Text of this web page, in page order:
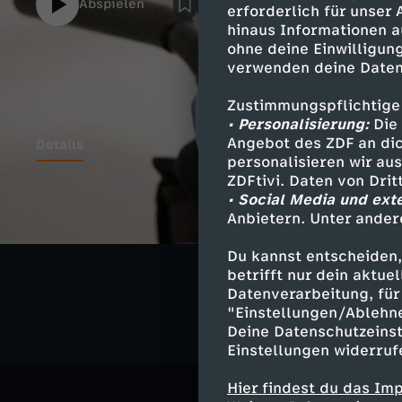
erforderlich für unser
hinaus Informationen
ohne deine
verwenden deine
• Personalisierung:Die
Angebot des ZDF an
personalisieren wir
ZDFtivi. Daten von
• Social Media und
Anbietern. Unter
Du kannst
betrifft nur dein
Datenverarbeitung,
"Einstellungen/
Deine
Einstellungen
Hier findest du das
Abspielen
Ähnliche
Politik